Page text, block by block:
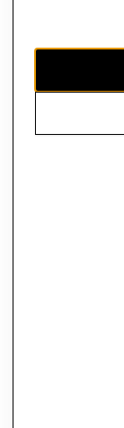
propiedad de